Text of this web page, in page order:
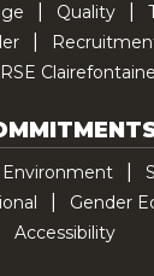
Quality
Environment
Gender
Accessibility